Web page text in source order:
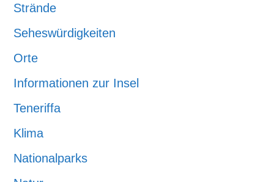
Strände
Seheswürdigkeiten
Orte
Informationen zur Insel
Teneriffa
Klima
Nationalparks